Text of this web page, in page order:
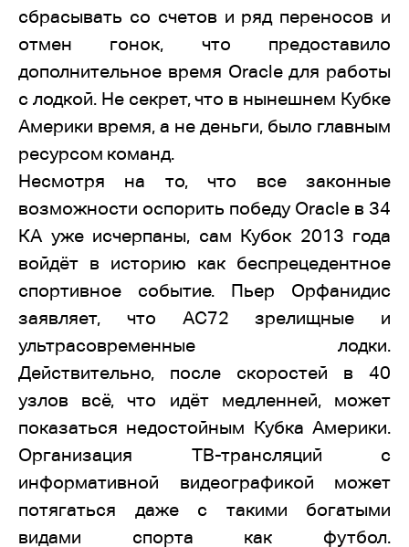
сбрасывать со счетов и ряд переносов и
отмен гонок, что предоставило
дополнительное время Oracle для работы
с лодкой. Не секрет, что в нынешнем Кубке
Америки время, а не деньги, было главным
ресурсом команд.
Несмотря на то, что все законные
возможности оспорить победу Oracle в 34
КА уже исчерпаны, сам Кубок 2013 года
войдёт в историю как беспрецедентное
спортивное событие. Пьер Орфанидис
заявляет, что АС72 зрелищные и
ультрасовременные лодки.
Действительно, после скоростей в 40
узлов всё, что идёт медленней, может
показаться недостойным Кубка Америки.
Организация ТВ-трансляций с
информативной видеографикой может
потягаться даже с такими богатыми
видами спорта как футбол.